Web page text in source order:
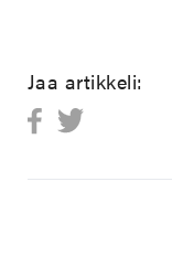
Jaa artikkeli: